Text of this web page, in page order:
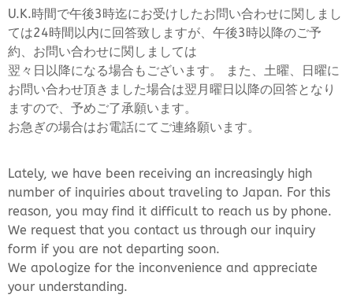
U.K.時間で午後3時迄にお受けしたお問い合わせに関しまし
ては24時間以内に回答致しますが、午後3時以降のご予
約、お問い合わせに関しましては
翌々日以降になる場合もございます。 また、土曜、日曜に
お問い合わせ頂きました場合は翌月曜日以降の回答となり
ますので、予めご了承願います。
お急ぎの場合はお電話にてご連絡願います。
Lately, we have been receiving an increasingly high
number of inquiries about traveling to Japan. For this
reason, you may find it difficult to reach us by phone.
We request that you contact us through our inquiry
form if you are not departing soon.
We apologize for the inconvenience and appreciate
your understanding.